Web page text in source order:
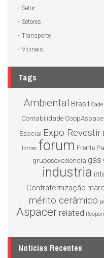
Setor
Setores
Transporte
Vicinais
Tags
Ambiental Brasil Cade
Contabilidade
Esocial Expo Revestir
fornec forum Frente
gruposexcelencia gás
industria
Confraternização
mérito cerâmico
Aspacer related
Notícias Recentes